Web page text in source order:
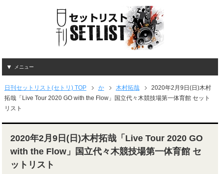
メニュー
日刊セットリスト(セトリ) TOP か 木村拓哉
2020年2月9日(日)木村
拓哉「Live Tour 2020 GO with the Flow」国立代々木競技場第一体育館 セット
リスト
2020年2月9日(日)木村拓哉「Live Tour 2020 GO
with the Flow」国立代々木競技場第一体育館 セ
ットリスト